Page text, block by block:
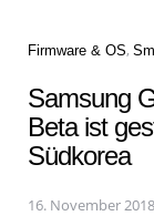
Categories
Firmware & OS
Samsung
Beta ist
Südkorea
16. November 2018